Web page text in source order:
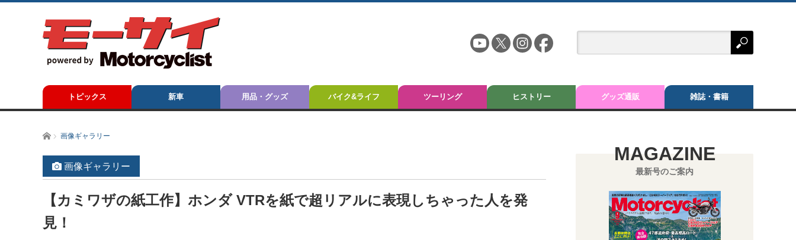
トピックス 新車 用品・グッズ バイク&ライフ ツーリング ヒストリー グッズ通販 雑誌・書籍
ホーム画像ギャラリー
画像ギャラリー
【カミワザの紙工作】ホンダ VTRを紙で超リアルに表現しちゃった人を発
見！
MAGAZINE
最新号のご案内